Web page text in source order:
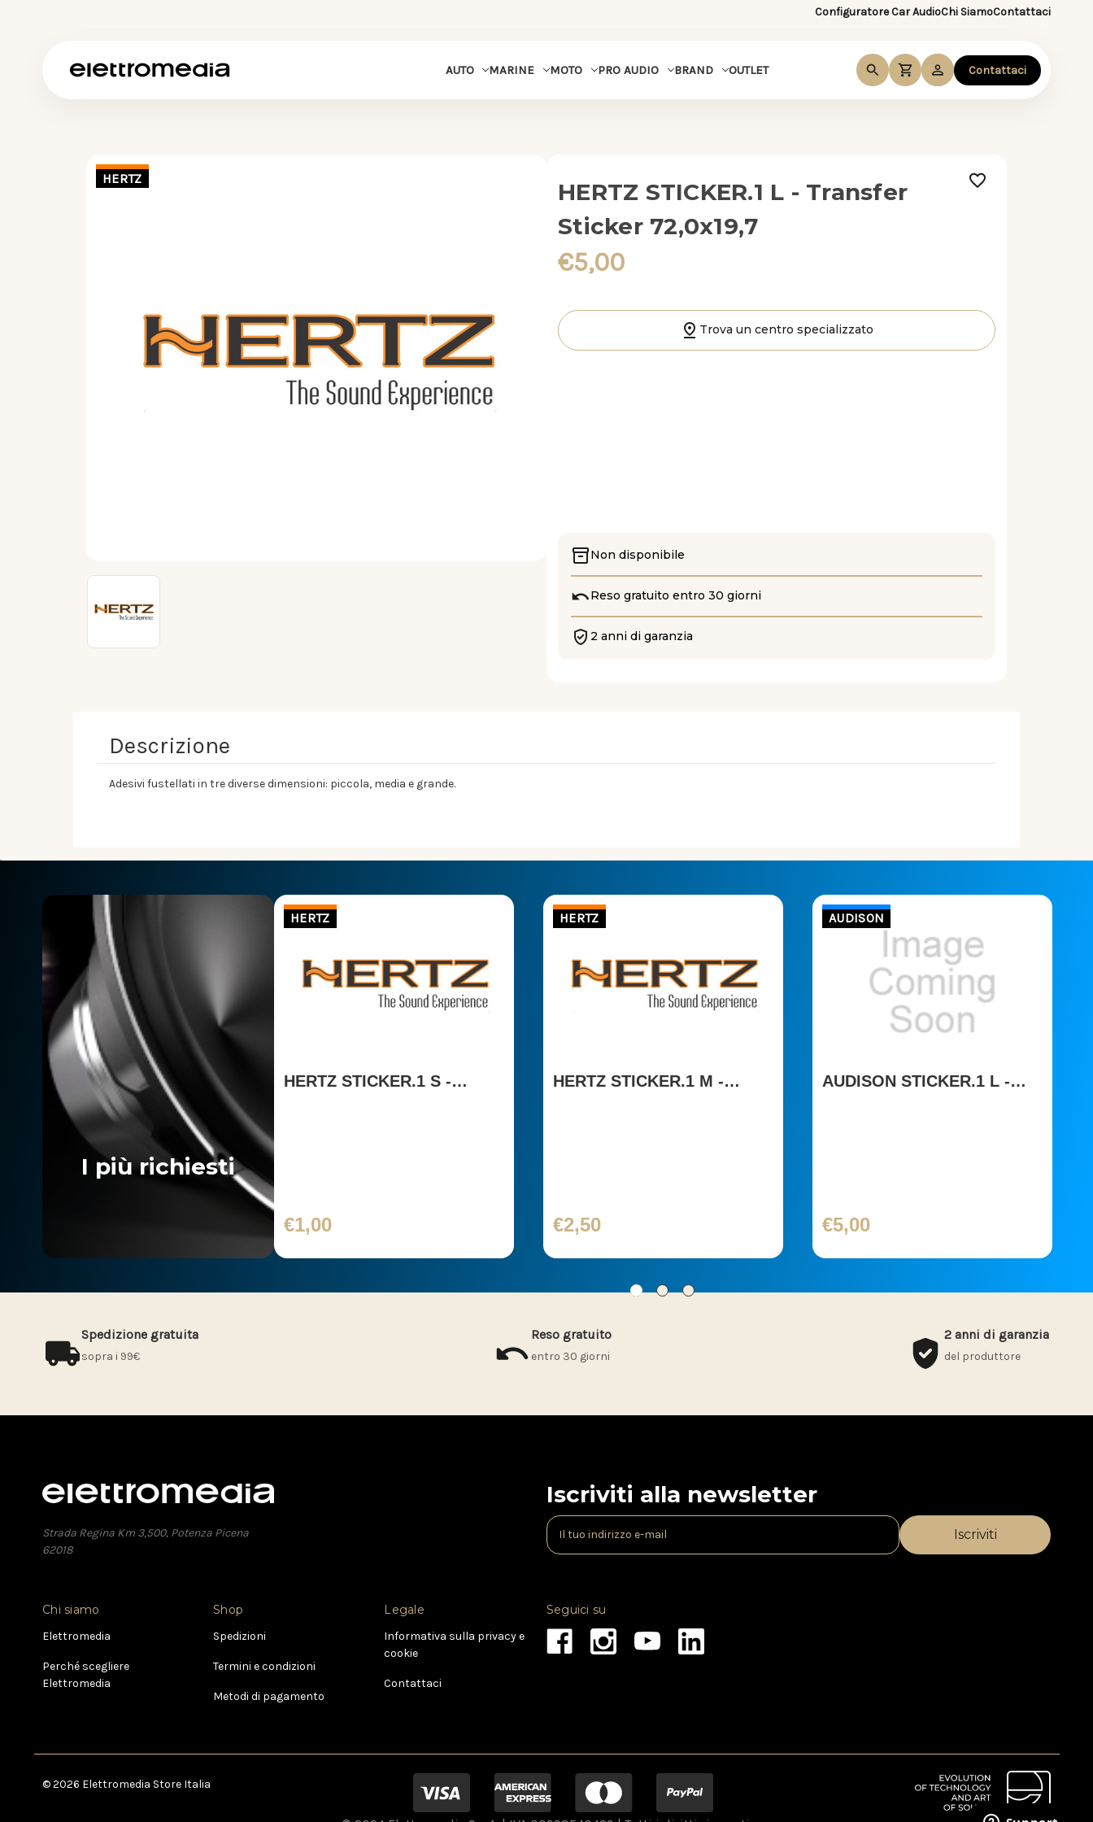
Configuratore Car AudioChi SiamoContattaci
AUTO MARINE MOTO PRO AUDIO BRAND OUTLET Contattaci
HERTZ
HERTZ STICKER.1 L - Transfer
Sticker 72,0x19,7
€5,00
Trova un centro specializzato
Non disponibile
Reso gratuito entro 30 giorni
2 anni di garanzia
Descrizione
Adesivi fustellati in tre diverse dimensioni: piccola, media e grande.
I più richiesti
HERTZ
HERTZ STICKER.1 S -
€1,00
HERTZ
HERTZ STICKER.1 M -
€2,50
AUDISON
AUDISON STICKER.1 L -
€5,00
Spedizione gratuita
sopra i 99€
Reso gratuito
entro 30 giorni
2 anni di garanzia
del produttore
Strada Regina Km 3,500, Potenza Picena
62018
Iscriviti alla newsletter
I
n
i
z
Chi siamo
Elettromedia
Perché scegliere
Elettromedia
Shop
Spedizioni
Termini e condizioni
Metodi di pagamento
Legale
Informativa sulla privacy e
cookie
Contattaci
Seguici su
© 2026 Elettromedia Store Italia